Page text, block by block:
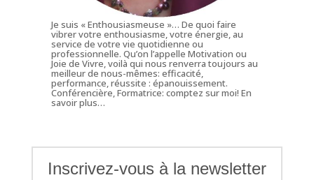
Je suis « Enthousiasmeuse »… De quoi faire
vibrer votre enthousiasme, votre énergie, au
service de votre vie quotidienne ou
professionnelle. Qu’on l’appelle Motivation ou
Joie de Vivre, voilà qui nous renverra toujours au
meilleur de nous-mêmes: efficacité,
performance, réussite : épanouissement.
Conférencière, Formatrice: comptez sur moi!En
savoir plus…
Inscrivez-vous à la newsletter